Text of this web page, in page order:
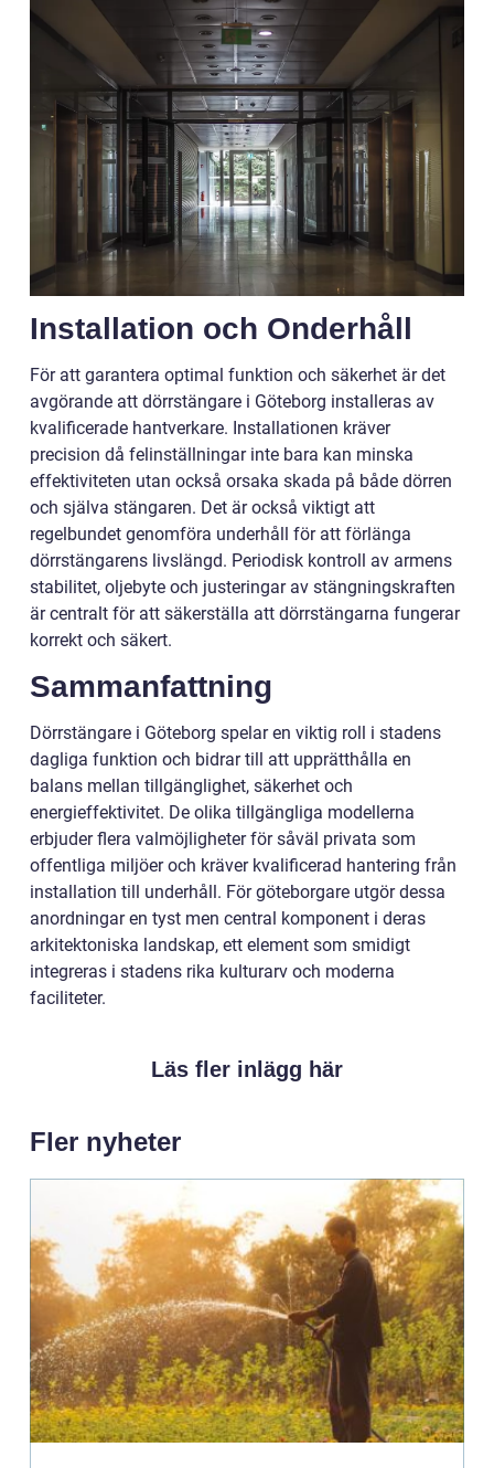
Installation och Onderhåll
För att garantera optimal funktion och säkerhet är det
avgörande att dörrstängare i Göteborg installeras av
kvalificerade hantverkare. Installationen kräver
precision då felinställningar inte bara kan minska
effektiviteten utan också orsaka skada på både dörren
och själva stängaren. Det är också viktigt att
regelbundet genomföra underhåll för att förlänga
dörrstängarens livslängd. Periodisk kontroll av armens
stabilitet, oljebyte och justeringar av stängningskraften
är centralt för att säkerställa att dörrstängarna fungerar
korrekt och säkert.
Sammanfattning
Dörrstängare i Göteborg spelar en viktig roll i stadens
dagliga funktion och bidrar till att upprätthålla en
balans mellan tillgänglighet, säkerhet och
energieffektivitet. De olika tillgängliga modellerna
erbjuder flera valmöjligheter för såväl privata som
offentliga miljöer och kräver kvalificerad hantering från
installation till underhåll. För göteborgare utgör dessa
anordningar en tyst men central komponent i deras
arkitektoniska landskap, ett element som smidigt
integreras i stadens rika kulturarv och moderna
faciliteter.
Läs fler inlägg här
Fler nyheter